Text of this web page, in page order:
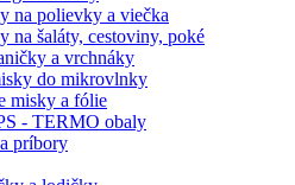
na polievky a viečka
na šaláty, cestoviny, poké
a vrchnáky
do mikrovlnky
misky a fólie
- TERMO obaly
príbory